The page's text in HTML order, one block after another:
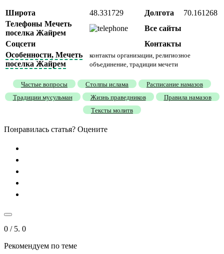
Широта 48.331729 Долгота
70.161268
Телефоны Мечеть
поселка Жайрем
Все сайты
Соцсети
Контакты
Особенности, Мечеть
поселка Жайрем
контакты организации, религиозное
объединение, традиции мечети
Частые вопросы Столпы ислама
Расписание намазов
Традиции мусульман
Жизнь праведников
Правила намазов
Тексты молитв
Понравилась статья? Оцените
0 / 5. 0
Рекомендуем по теме